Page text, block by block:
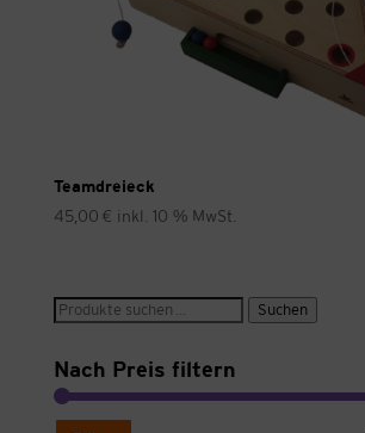
Teamdreieck
45,00 € inkl. 10 % MwSt.
Suche
Suchen
Nach Preis filtern